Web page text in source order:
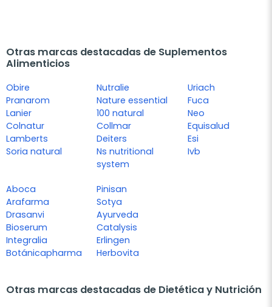
Otras marcas destacadas de Suplementos
Alimenticios
Obire
Pranarom
Lanier
Colnatur
Lamberts
Soria natural
Nutralie
Nature essential
100 natural
Collmar
Deiters
Ns nutritional
system
Uriach
Fuca
Neo
Equisalud
Esi
Ivb
Aboca
Arafarma
Drasanvi
Bioserum
Integralia
Botánicapharma
Pinisan
Sotya
Ayurveda
Catalysis
Erlingen
Herbovita
Otras marcas destacadas de Dietética y Nutrición